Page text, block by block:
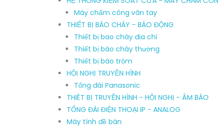
Máy chấm công vân tay
THIẾT BỊ BÁO CHÁY - BÁO ĐỘNG
Thiết bị bao cháy địa chỉ
Thiết bị báo cháy thường
Thiết bị báo trộm
HỘI NGHỊ TRUYỀN HÌNH
Tổng đài Panasonic
THIÊT BỊ TRUYỀN HÌNH - HỘI NGHỊ - ÂM BÁO
TỔNG ĐÀI ĐIỆN THOẠI IP - ANALOG
Máy tính đề bàn